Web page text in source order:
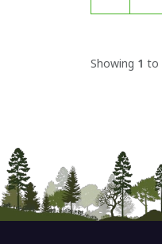
Showing 1 to